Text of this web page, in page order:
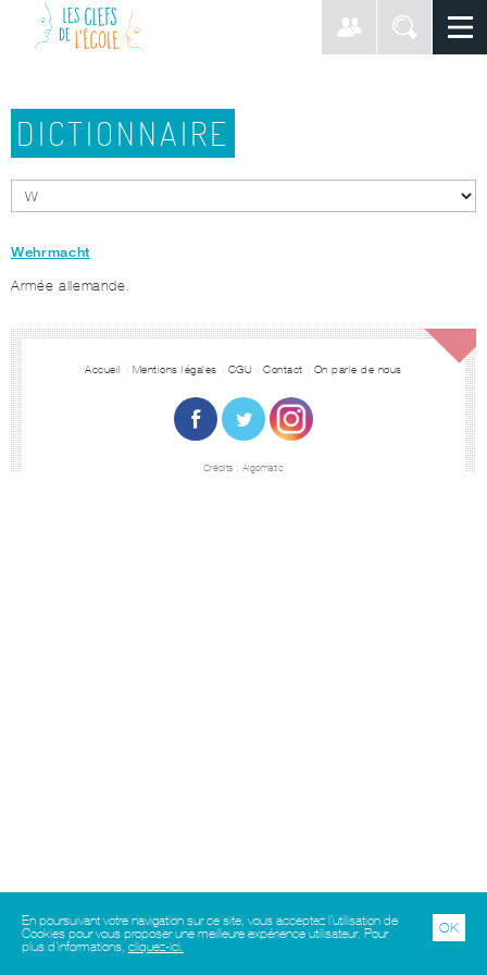
DICTIONNAIRE
Wehrmacht
Armée allemande.
Accueil Mentions légales CGU Contact On parle de nous
Crédits : Algomatic
En poursuivant votre navigation sur ce site, vous acceptez l’utilisation de
Cookies pour vous proposer une meilleure expérience utilisateur. Pour
plus d'informations, cliquez-ici.
OK